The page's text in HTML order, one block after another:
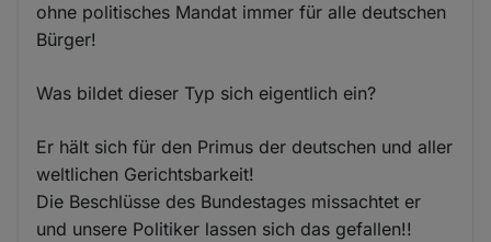
ohne politisches Mandat immer für alle deutschen
Bürger!
Was bildet dieser Typ sich eigentlich ein?
Er hält sich für den Primus der deutschen und aller
weltlichen Gerichtsbarkeit!
Die Beschlüsse des Bundestages missachtet er
und unsere Politiker lassen sich das gefallen!!